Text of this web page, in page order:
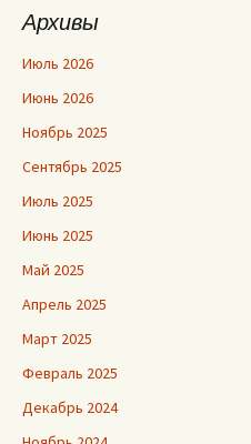
Архивы
Июль 2026
Июнь 2026
Ноябрь 2025
Сентябрь 2025
Июль 2025
Июнь 2025
Май 2025
Апрель 2025
Март 2025
Февраль 2025
Декабрь 2024